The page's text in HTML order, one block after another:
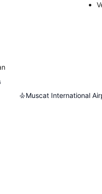
Muscat International